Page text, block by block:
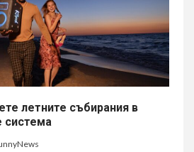
летните събирания в
система